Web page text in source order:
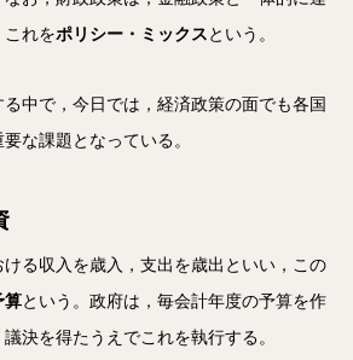
これをポリシー・ミックス という。
中で，今日では，経済政策の面でも各国
な課題となっている。
る収入を歳入，支出を歳出といい，この
算という。政府は，毎会計年度の予算を作
決を得たうえでこれを執行する。